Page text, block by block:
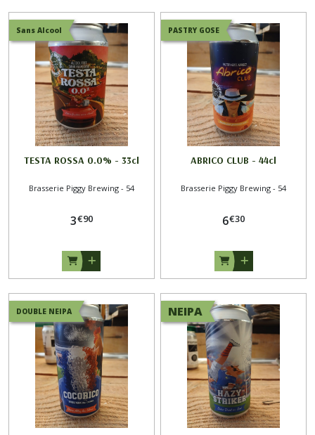
Sans Alcool
TESTA ROSSA 0.0% - 33cl
Brasserie Piggy Brewing - 54
3€90
PASTRY GOSE
ABRICO CLUB - 44cl
Brasserie Piggy Brewing - 54
6€30
DOUBLE NEIPA NEIPA